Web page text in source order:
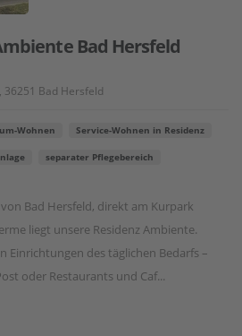
Bad Hersfeld
36251 Bad Hersfeld
Wohnen Service-Wohnen in Residenz
separater Pflegebereich
Bad Hersfeld, direkt am Kurpark
liegt unsere Residenz Ambiente.
Einrichtungen des täglichen Bedarfs –
oder Restaurants und Caf...